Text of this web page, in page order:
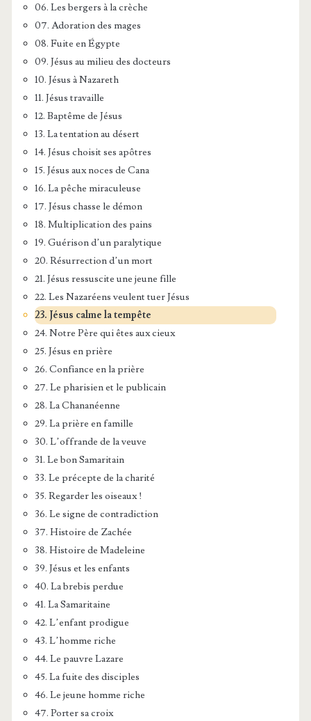
06. Les bergers à la crèche
07. Adoration des mages
08. Fuite en Égypte
09. Jésus au milieu des docteurs
10. Jésus à Nazareth
11. Jésus travaille
12. Baptême de Jésus
13. La tentation au désert
14. Jésus choisit ses apôtres
15. Jésus aux noces de Cana
16. La pêche miraculeuse
17. Jésus chasse le démon
18. Multiplication des pains
19. Guérison d’un paralytique
20. Résurrection d’un mort
21. Jésus ressuscite une jeune fille
22. Les Nazaréens veulent tuer Jésus
23. Jésus calme la tempête
24. Notre Père qui êtes aux cieux
25. Jésus en prière
26. Confiance en la prière
27. Le pharisien et le publicain
28. La Chananéenne
29. La prière en famille
30. L’offrande de la veuve
31. Le bon Samaritain
33. Le précepte de la charité
35. Regarder les oiseaux !
36. Le signe de contradiction
37. Histoire de Zachée
38. Histoire de Madeleine
39. Jésus et les enfants
40. La brebis perdue
41. La Samaritaine
42. L’enfant prodigue
43. L’homme riche
44. Le pauvre Lazare
45. La fuite des disciples
46. Le jeune homme riche
47. Porter sa croix